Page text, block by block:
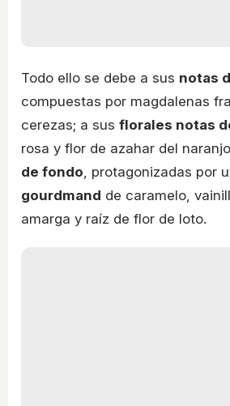
Todo ello se debe a sus notas
compuestas por magdalenas
cerezas; a sus florales notas
rosa y flor de azahar del
de fondo, protagonizadas por
gourdmand de caramelo,
amarga y raíz de flor de loto.